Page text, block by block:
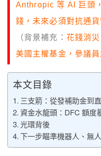
Anthropic 等 AI 巨頭
錢，未來必須對抗通
（背景補充： 花錢消
美國主權基金，參議
本文目錄
三支箭：從發補助金到
資金水龍頭：DFC 額度
光環背後
下一步瞄準機器人、無